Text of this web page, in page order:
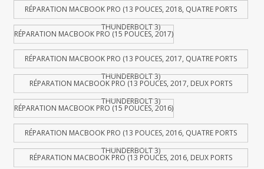
RÉPARATION MACBOOK PRO (13 POUCES, 2018, QUATRE PORTS
THUNDERBOLT 3)
RÉPARATION MACBOOK PRO (15 POUCES, 2017)
RÉPARATION MACBOOK PRO (13 POUCES, 2017, QUATRE PORTS
THUNDERBOLT 3)
RÉPARATION MACBOOK PRO (13 POUCES, 2017, DEUX PORTS
THUNDERBOLT 3)
RÉPARATION MACBOOK PRO (15 POUCES, 2016)
RÉPARATION MACBOOK PRO (13 POUCES, 2016, QUATRE PORTS
THUNDERBOLT 3)
RÉPARATION MACBOOK PRO (13 POUCES, 2016, DEUX PORTS